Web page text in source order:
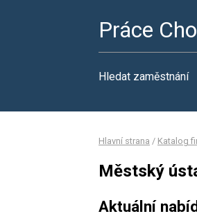
Práce
Hledat zaměstnání
Hlavní strana / Katalog
Městský
Aktuální